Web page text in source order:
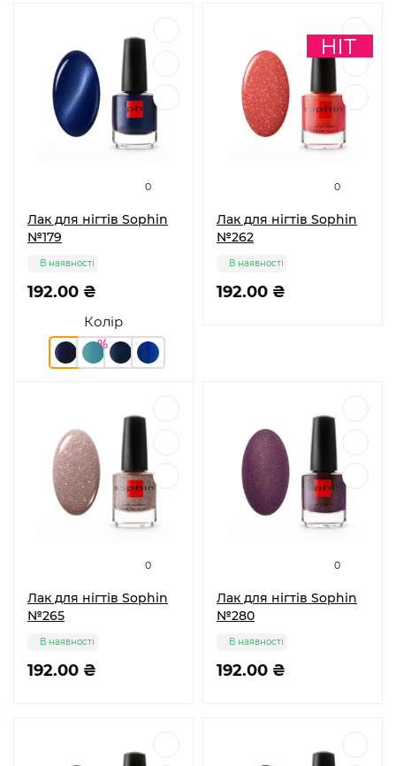
0
Лак для нігтів Sophin
№179
Колір
192.00 ₴
В наявності
0
Лак для нігтів Sophin
№262
192.00 ₴
В наявності
0
Лак для нігтів Sophin
№265
192.00 ₴
В наявності
0
Лак для нігтів Sophin
№280
192.00 ₴
В наявності